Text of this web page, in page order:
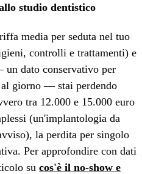
studio dentistico
media per seduta nel tuo
controlli e trattamenti) e
dato conservativo per
giorno — stai perdendo
tra 12.000 e 15.000 euro
(un'implantologia da
la perdita per singolo
Per approfondire con dati
su cos'è il no-show e